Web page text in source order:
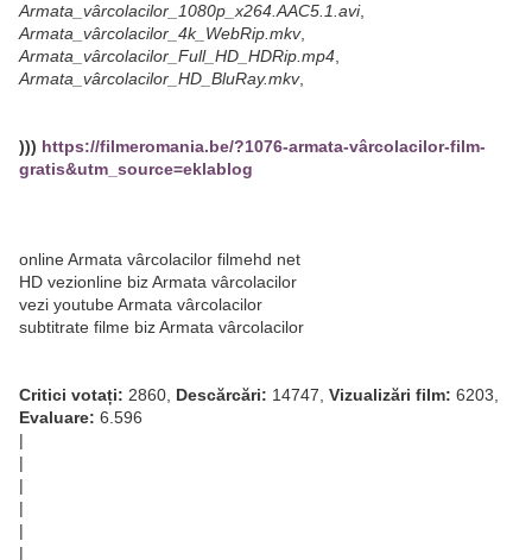
Armata_vârcolacilor_1080p_x264.AAC5.1.avi,
Armata_vârcolacilor_4k_WebRip.mkv,
Armata_vârcolacilor_Full_HD_HDRip.mp4
Armata_vârcolacilor_HD_BluRay.mkv,
))) https://filmeromania.be/?1076-armata-vârcolacilor-film-
gratis&utm_source=eklablog
online Armata vârcolacilor filmehd net
HD vezionline biz Armata vârcolacilor
vezi youtube Armata vârcolacilor
subtitrate filme biz Armata vârcolacilor
Critici votați: 2860, Descărcări: 14747, Vizualizări film: 6203,
Evaluare: 6.596
|
|
|
|
|
|